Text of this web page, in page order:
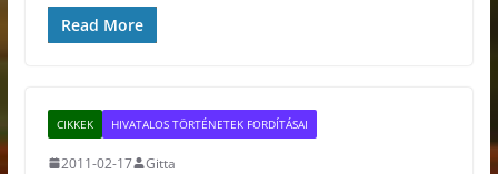
Read More
CIKKEK HIVATALOS TÖRTÉNETEK FORDÍTÁSAI
2011-02-17 Gitta